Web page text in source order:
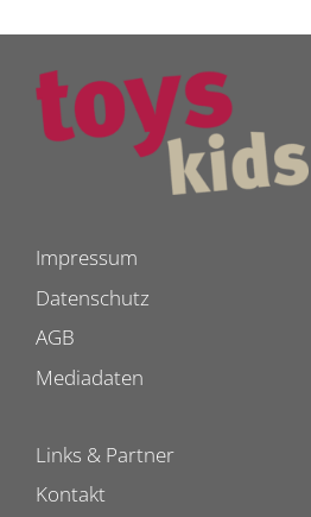
Impressum
Datenschutz
AGB
Mediadaten
Links & Partner
Kontakt